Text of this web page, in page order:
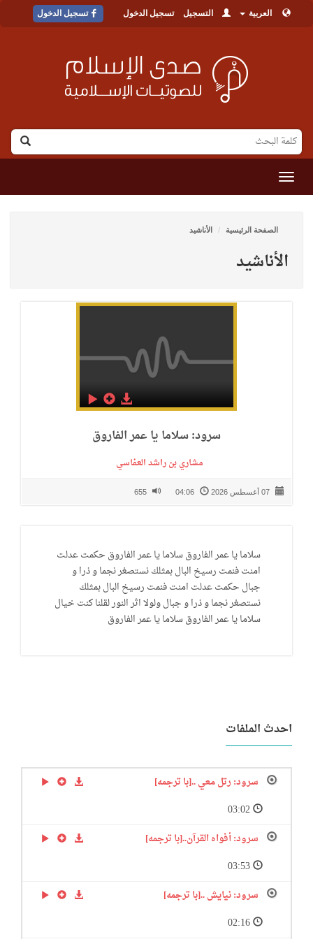
العربية التسجيل تسجيل الدخول تسجيل الدخول
القائمة
الصفحة الرئيسية الأناشيد
الأناشيد
سرود: سلاما یا عمر الفاروق
مشاري بن راشد العفاسي
سلاما يا عمر الفاروق سلاما يا عمر الفاروق حكمت عدلت
امنت فنمت رسيخ البال بمثلك نستصغر نجما و ذرا و
جبال حكمت عدلت امنت فنمت رسيخ البال بمثلك
نستصغر نجما و ذرا و جبال ولولا اثر النور لقلنا كنت خيال
سلاما يا عمر الفاروق سلاما يا عمر الفاروق
احدث الملفات
سرود: رتل معي ..[با ترجمه]
سرود: أفواه القرآن..[با ترجمه]
سرود: نیایش ..[با ترجمه]